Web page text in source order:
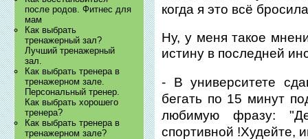
после родов. Фитнес для
мам
Как выбрать
тренажерный зал?
Лучший тренажерный
зал.
Как выбрать тренера в
тренажерном зале.
Персональный тренер.
Как выбрать хорошего
тренера?
Как выбрать тренера в
тренажерном зале?
когда я это всё
Ну, у меня такое
истину в последней
- В университете
бегать по 15 минут
любимую фразу:
спортивной !Худейте,